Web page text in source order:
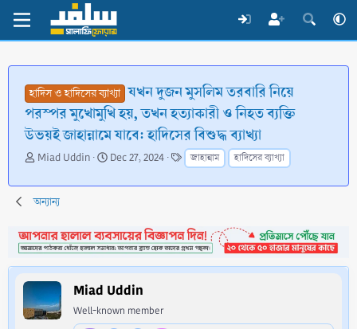
হাদিস ও হাদিসের ব্যাখ্যা যখন দুজন মুসলিম তরবারি নিয়ে
পরস্পর মুখোমুখি হয়, তখন হত্যাকারী ও নিহত ব্যক্তি
উভয়ই জাহান্নামে যাবে: হাদিসের বিশুদ্ধ ব্যাখ্যা
T
r
e
d
s
r
t
e
Miad Uddin
S
a
d
a
Dec 27, 2024
T
a
g
জাহান্নাম হাদিসের ব্যাখ্যা
অন্যান্য
Miad Uddin
Well-known member